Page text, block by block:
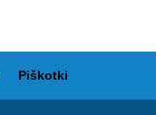
Piškotki